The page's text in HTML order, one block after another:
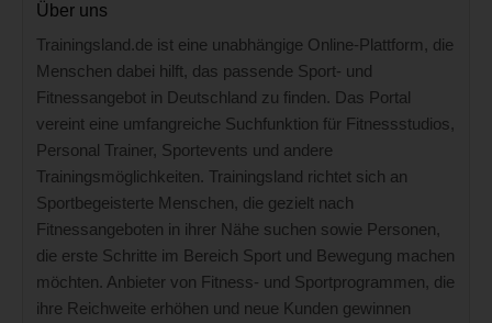
Über uns
Trainingsland.de ist eine unabhängige Online-Plattform, die
Menschen dabei hilft, das passende Sport- und
Fitnessangebot in Deutschland zu finden. Das Portal
vereint eine umfangreiche Suchfunktion für Fitnessstudios,
Personal Trainer, Sportevents und andere
Trainingsmöglichkeiten. Trainingsland richtet sich an
Sportbegeisterte Menschen, die gezielt nach
Fitnessangeboten in ihrer Nähe suchen sowie Personen,
die erste Schritte im Bereich Sport und Bewegung machen
möchten. Anbieter von Fitness- und Sportprogrammen, die
ihre Reichweite erhöhen und neue Kunden gewinnen